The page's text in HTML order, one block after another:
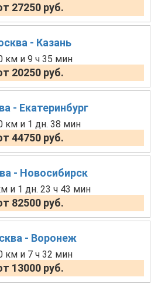
27250 руб.
- Казань
км и 9 ч 35 мин
20250 руб.
- Екатеринбург
км и 1 дн. 38 мин
44750 руб.
- Новосибирск
и 1 дн. 23 ч 43 мин
82500 руб.
- Воронеж
км и 7 ч 32 мин
13000 руб.